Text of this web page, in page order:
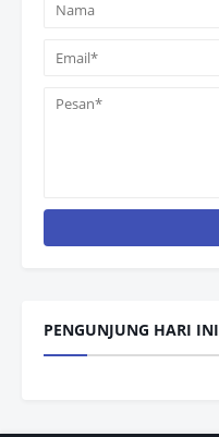
PENGUNJUNG HARI INI